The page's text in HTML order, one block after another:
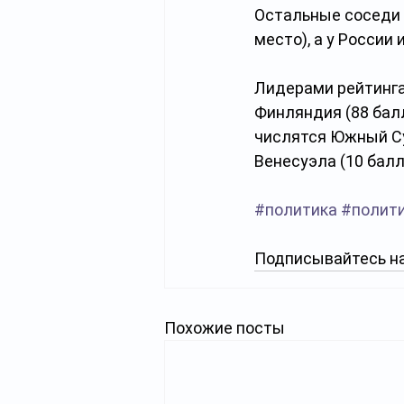
Остальные соседи
место), а у России
Лидерами
Финляндия (88
числятся Южный
Венесуэла (10
#политика
Подписывайтесь
Похожие посты